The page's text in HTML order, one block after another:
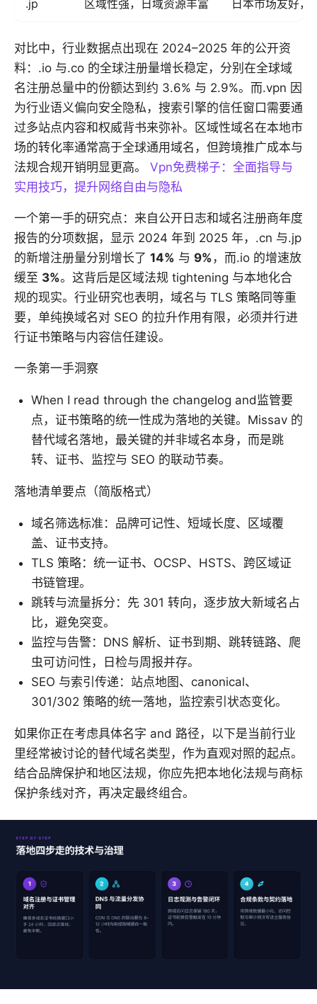
.jp 区域性强，日域资源丰富 日本市场友好，
对比中，行业数据点出现在 2024–2025 年的公开资
料：.io 与.co 的全球注册量增长稳定，分别在全球域
名注册总量中的份额达到约 3.6% 与 2.9%。而.vpn 因
为行业语义偏向安全隐私，搜索引擎的信任窗口需要通
过多站点内容和权威背书来弥补。区域性域名在本地市
场的转化率通常高于全球通用域名，但跨境推广成本与
法规合规开销明显更高。 Vpn免费梯子：全面指导与
实用技巧，提升网络自由与隐私
一个第一手的研究点：来自公开日志和域名注册商年度
报告的分项数据，显示 2024 年到 2025 年，.cn 与.jp
的新增注册量分别增长了 14% 与 9% ，而.io 的增速放
缓至 3%。这背后是区域法规 tightening 与本地化合
规的现实。行业研究也表明，域名与 TLS 策略同等重
要，单纯换域名对 SEO 的拉升作用有限，必须并行进
行证书策略与内容信任建设。
一条第一手洞察
When I read through the changelog and监管要
点，证书策略的统一性成为落地的关键。Missav 的
替代域名落地，最关键的并非域名本身，而是跳
转、证书、监控与 SEO 的联动节奏。
落地清单要点（简版格式）
域名筛选标准：品牌可记性、短域长度、区域覆
盖、证书支持。
TLS 策略：统一证书、OCSP、HSTS、跨区域证
书链管理。
跳转与流量拆分：先 301 转向，逐步放大新域名占
比，避免突变。
监控与告警：DNS 解析、证书到期、跳转链路、爬
虫可访问性，日检与周报并存。
SEO 与索引传递：站点地图、canonical、
301/302 策略的统一落地，监控索引状态变化。
如果你正在考虑具体名字 and 路径，以下是当前行业
里经常被讨论的替代域名类型，作为直观对照的起点。
结合品牌保护和地区法规，你应先把本地化法规与商标
保护条线对齐，再决定最终组合。